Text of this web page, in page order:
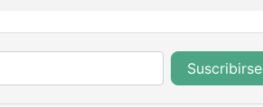
Suscribirse